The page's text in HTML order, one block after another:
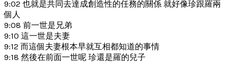
9:02 也就是共同去達成創造性的任務的關係 就好像珍跟羅兩
個人
9:08 前一世是兄弟
9:10 這一世是夫妻
9:12 而這個夫妻根本早就互相都知道的事情
9:18 然後在前面一世呢 珍還是羅的兒子